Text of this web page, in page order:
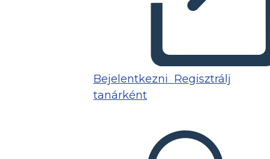
Bejelentkezni Regisztrálj
tanárként